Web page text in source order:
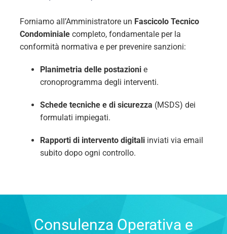
Forniamo all’Amministratore un Fascicolo Tecnico
Condominialecompleto, fondamentale per la
conformità normativa e per prevenire sanzioni:
Planimetria delle postazionie
cronoprogramma degli interventi.
Schede tecniche e di sicurezza (MSDS) dei
formulati impiegati.
Rapporti di intervento digitaliinviati via email
subito dopo ogni controllo.
Consulenza Operativa e